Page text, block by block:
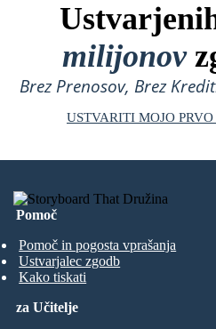
milijonov
Brez Prenosov, Brez
USTVARITI MOJO
Pomoč
Pomoč in pogosta vprašanja
Ustvarjalec zgodb
Kako tiskati
za Učitelje